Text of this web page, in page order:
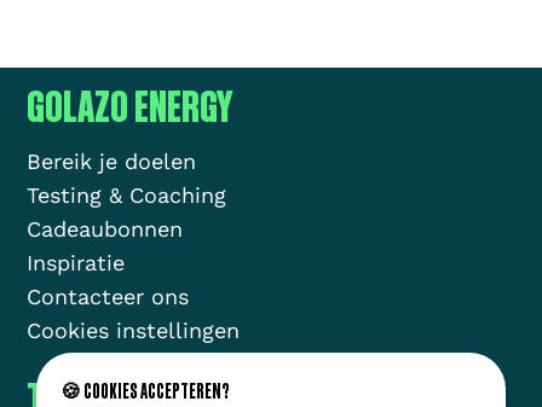
GOLAZO ENERGY
Bereik je doelen
Testing & Coaching
Cadeaubonnen
Inspiratie
Contacteer ons
Cookies instellingen
🍪 COOKIES ACCEPTEREN?